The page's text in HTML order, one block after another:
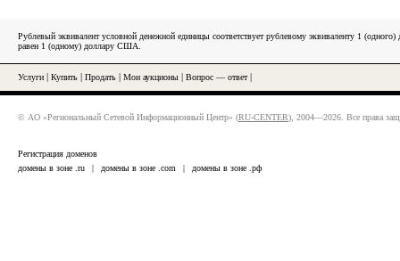
Рублевый эквивалент условной денежной единицы соответствует рублевому эквиваленту 1
равен 1 (одному) доллару США.
Услуги Купить Продать Мои аукционы Вопрос — ответ|
© АО «Региональный Сетевой Информационный Центр» (RU-CENTER), 2004—2026. Все права
Регистрация доменов
домены в зоне .ru
| домены в зоне .com | домены в зоне .рф